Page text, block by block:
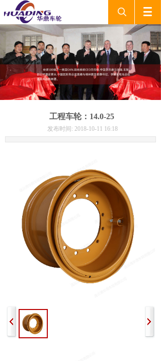
产品设备 PRODUCT
工程车轮：14.0-25
发布时间: 2018-10-11 16:18